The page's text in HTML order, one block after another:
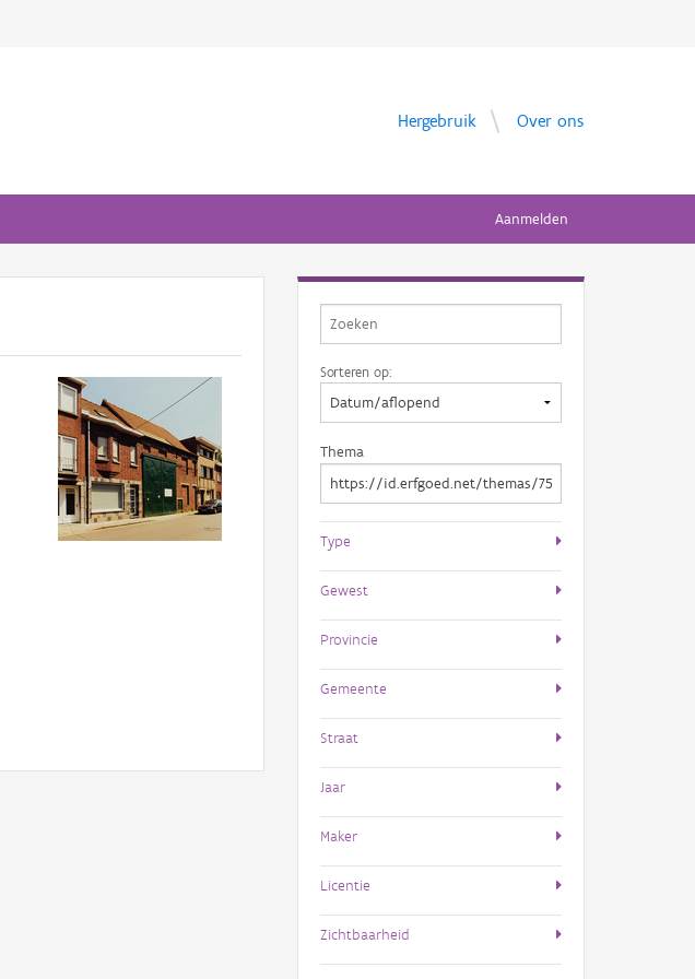
Hergebruik Over ons
Aanmelden
Sorteren op:
Thema
Type
Gewest
Provincie
Gemeente
Straat
Jaar
Maker
Licentie
Zichtbaarheid